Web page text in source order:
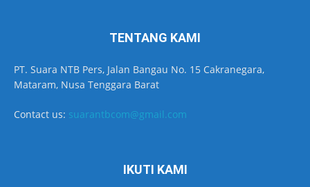
TENTANG KAMI
PT. Suara NTB Pers, Jalan Bangau No. 15 Cakranegara,
Mataram, Nusa Tenggara Barat
Contact us: suarantbcom@gmail.com
IKUTI KAMI